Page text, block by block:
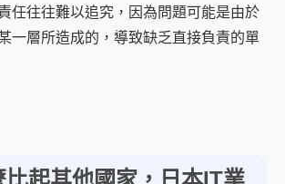
任往往難以追究，因為問題可能是由於
一層所造成的，導致缺乏直接負責的單
比起其他國家，日本IT業